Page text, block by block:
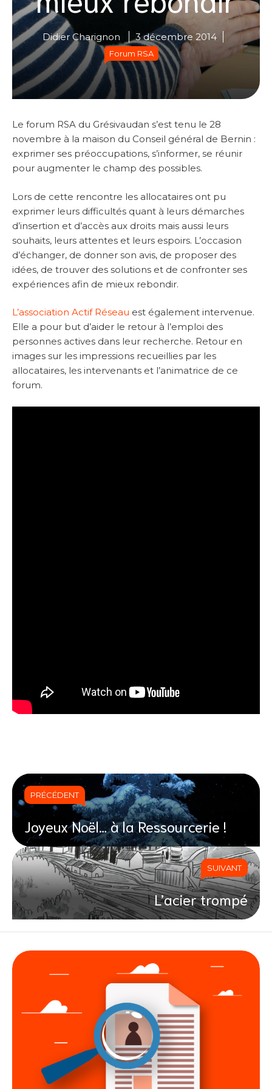
Didier Charignon 3 décembre 2014
Forum RSA
Le forum RSA du Grésivaudan s’est tenu le 28
novembre à la maison du Conseil général de Bernin :
exprimer ses préoccupations, s’informer, se réunir
pour augmenter le champ des possibles.
Lors de cette rencontre les allocataires ont pu
exprimer leurs difficultés quant à leurs démarches
d’insertion et d’accès aux droits mais aussi leurs
souhaits, leurs attentes et leurs espoirs. L’occasion
d’échanger, de donner son avis, de proposer des
idées, de trouver des solutions et de confronter ses
expériences afin de mieux rebondir.
L’association Actif Réseau est également intervenue.
Elle a pour but d’aider le retour à l’emploi des
personnes actives dans leur recherche. Retour en
images sur les impressions recueillies par les
allocataires, les intervenants et l’animatrice de ce
forum.
PRÉCÉDENT
Joyeux Noël… à la Ressourcerie !
SUIVANT
L’acier trompé